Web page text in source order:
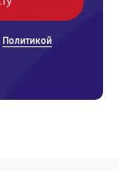
Политикой